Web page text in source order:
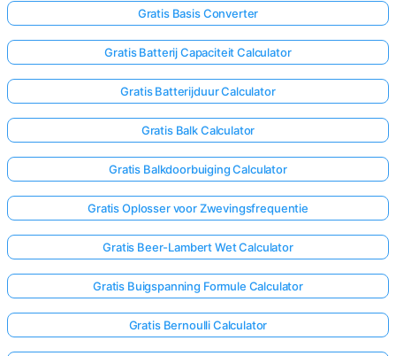
Gratis Basis Converter
Gratis Batterij Capaciteit Calculator
Gratis Batterijduur Calculator
Gratis Balk Calculator
Gratis Balkdoorbuiging Calculator
Gratis Oplosser voor Zwevingsfrequentie
Gratis Beer-Lambert Wet Calculator
Gratis Buigspanning Formule Calculator
Gratis Bernoulli Calculator